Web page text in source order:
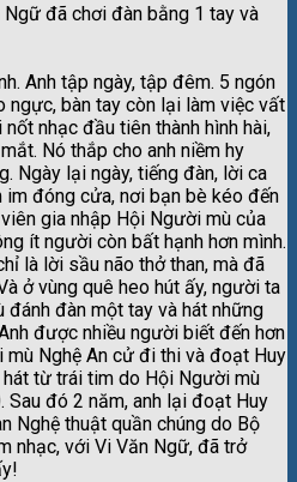
đã chơi đàn bằng 1 tay và
Anh tập ngày, tập đêm. 5 ngón
ngực, bàn tay còn lại làm việc vất
nhạc đầu tiên thành hình hài,
Nó thắp cho anh niềm hy
Ngày lại ngày, tiếng đàn, lời ca
im đóng cửa, nơi bạn bè kéo đến
gia nhập Hội Người mù của
ít người còn bất hạnh hơn mình.
là lời sầu não thở than, mà đã
ở vùng quê heo hút ấy, người ta
đàn một tay và hát những
được nhiều người biết đến hơn
Nghệ An cử đi thi và đoạt Huy
từ trái tim do Hội Người mù
đó 2 năm, anh lại đoạt Huy
Nghệ thuật quần chúng do Bộ
nhạc, với Vi Văn Ngữ, đã trở